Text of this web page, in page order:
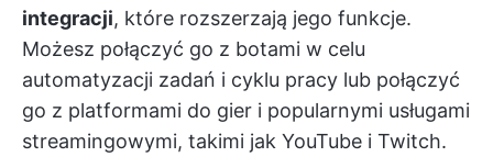
integracji, które rozszerzają jego funkcje.
Możesz połączyć go z botami w celu
automatyzacji zadań i cyklu pracy lub połączyć
go z platformami do gier i popularnymi usługami
streamingowymi, takimi jak YouTube i Twitch.